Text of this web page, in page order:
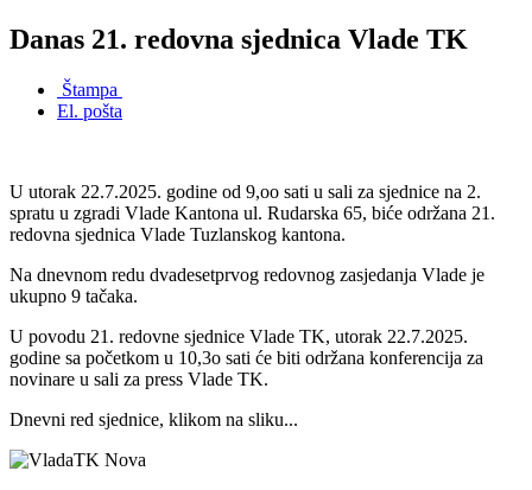
Danas 21. redovna sjednica Vlade TK
Štampa
El. pošta
U utorak 22.7.2025. godine od 9,oo sati u sali za sjednice na 2.
spratu u zgradi Vlade Kantona ul. Rudarska 65, biće održana 21.
redovna sjednica Vlade Tuzlanskog kantona.
Na dnevnom redu dvadesetprvog redovnog zasjedanja Vlade je
ukupno 9 tačaka.
U povodu 21. redovne sjednice Vlade TK, utorak 22.7.2025.
godine sa početkom u 10,3o sati će biti održana konferencija za
novinare u sali za press Vlade TK.
Dnevni red sjednice, klikom na sliku...